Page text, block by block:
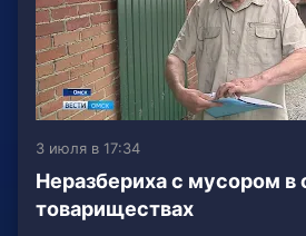
3 июля в 17:34
Неразбериха с мусором в
товариществах